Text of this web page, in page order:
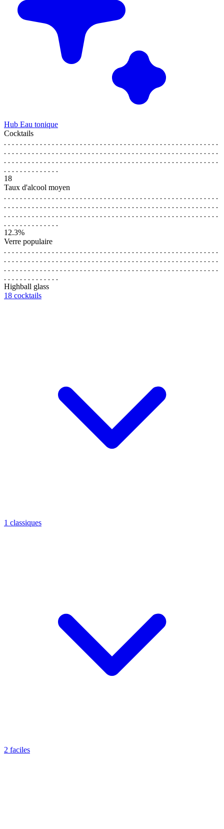
Hub Eau tonique
Cocktails
. . . . . . . . . . . . . . . . . . . . . . . . . . . . . . . . . . . . . . . . . . . . . . . . . . . . . .
. . . . . . . . . . . . . . . . . . . . . . . . . . . . . . . . . . . . . . . . . . . . . . . . . . . . . .
. . . . . . . . . . . . . . . . . . . . . . . . . . . . . . . . . . . . . . . . . . . . . . . . . . . . . .
. . . . . . . . . . . . . .
18
Taux d'alcool moyen
. . . . . . . . . . . . . . . . . . . . . . . . . . . . . . . . . . . . . . . . . . . . . . . . . . . . . .
. . . . . . . . . . . . . . . . . . . . . . . . . . . . . . . . . . . . . . . . . . . . . . . . . . . . . .
. . . . . . . . . . . . . . . . . . . . . . . . . . . . . . . . . . . . . . . . . . . . . . . . . . . . . .
. . . . . . . . . . . . . .
12.3%
Verre populaire
. . . . . . . . . . . . . . . . . . . . . . . . . . . . . . . . . . . . . . . . . . . . . . . . . . . . . .
. . . . . . . . . . . . . . . . . . . . . . . . . . . . . . . . . . . . . . . . . . . . . . . . . . . . . .
. . . . . . . . . . . . . . . . . . . . . . . . . . . . . . . . . . . . . . . . . . . . . . . . . . . . . .
. . . . . . . . . . . . . .
Highball glass
18 cocktails
1 classiques
2 faciles